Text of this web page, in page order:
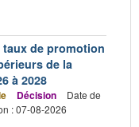
taux de promotion
de la
à 2028
Décision
Date de
: 07-08-2026